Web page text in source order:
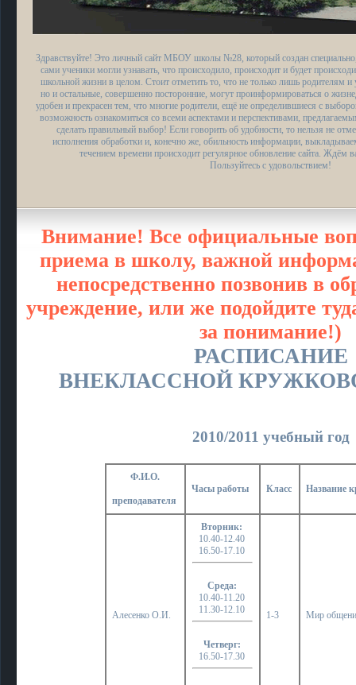
Здравствуйте! Это личный сайт МБОУ школы №28, который создан
сами ученики могли узнавать, что происходило, происходит и будет
школьной жизни в целом. Стоит отметить то, что не только лишь родителям и
но и остальные, совершенно посторонние, могут проинформироваться о
удобен и прекрасен тем, что многие родители, ещё не определившиеся с
возможность ознакомиться со всеми аспектами и перспективами,
сделать правильный выбор! Если говорить об удобности, то нельзя не
исполнения обработки и, конечно же, обильность информации,
течением времени происходит регулярное обновление сайта. Ждём
Пользуйтесь с удовольствием!
Внимание! Все официальные
приема в школу, важной
непосредственно позвонив в
учреждение, или же подойдите
за понимание!)
РАСПИСАНИЕ
ВНЕКЛАССНОЙ
2010/2011 учебный год
Ф.И.О.
преподавателя
Часы работы Класс Название
Алесенко О.И.
Вторник:
10.40-12.40
16.50-17.10
Среда:
10.40-11.20
11.30-12.10
Четверг:
16.50-17.30
1-3 Мир